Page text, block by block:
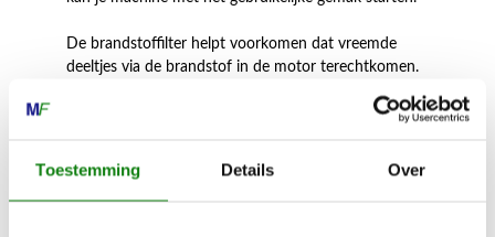
Toestemming Details Over
De brandstoffilter helpt voorkomen dat vreemde
deeltjes via de brandstof in de motor terechtkomen.
te houden raden we ook aan om de bougie
regelmatig te vervangen voor een langdurig schonere
verbranding in de motor.